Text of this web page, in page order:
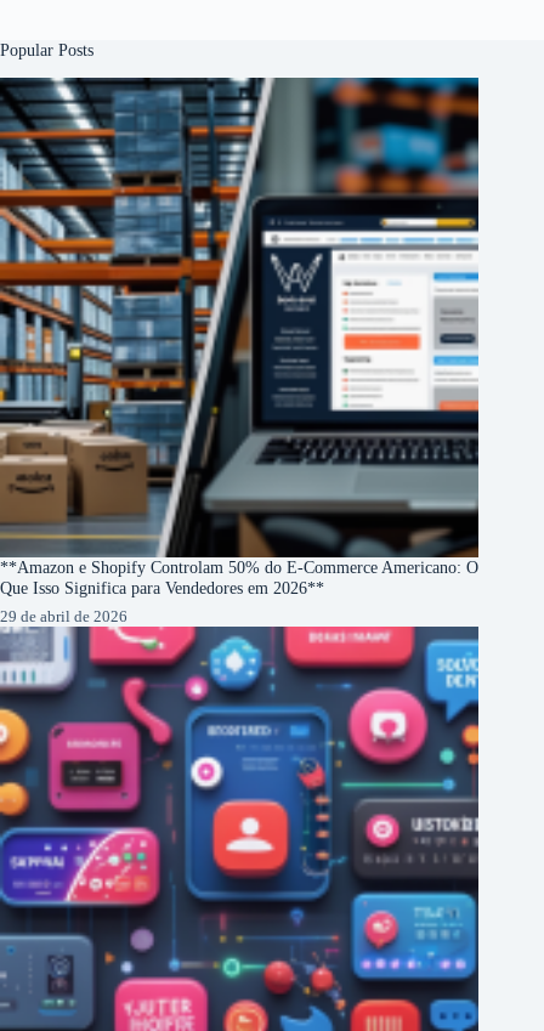
Popular Posts
**Amazon e Shopify Controlam 50% do E-Commerce Americano: O
Que Isso Significa para Vendedores em 2026**
29 de abril de 2026